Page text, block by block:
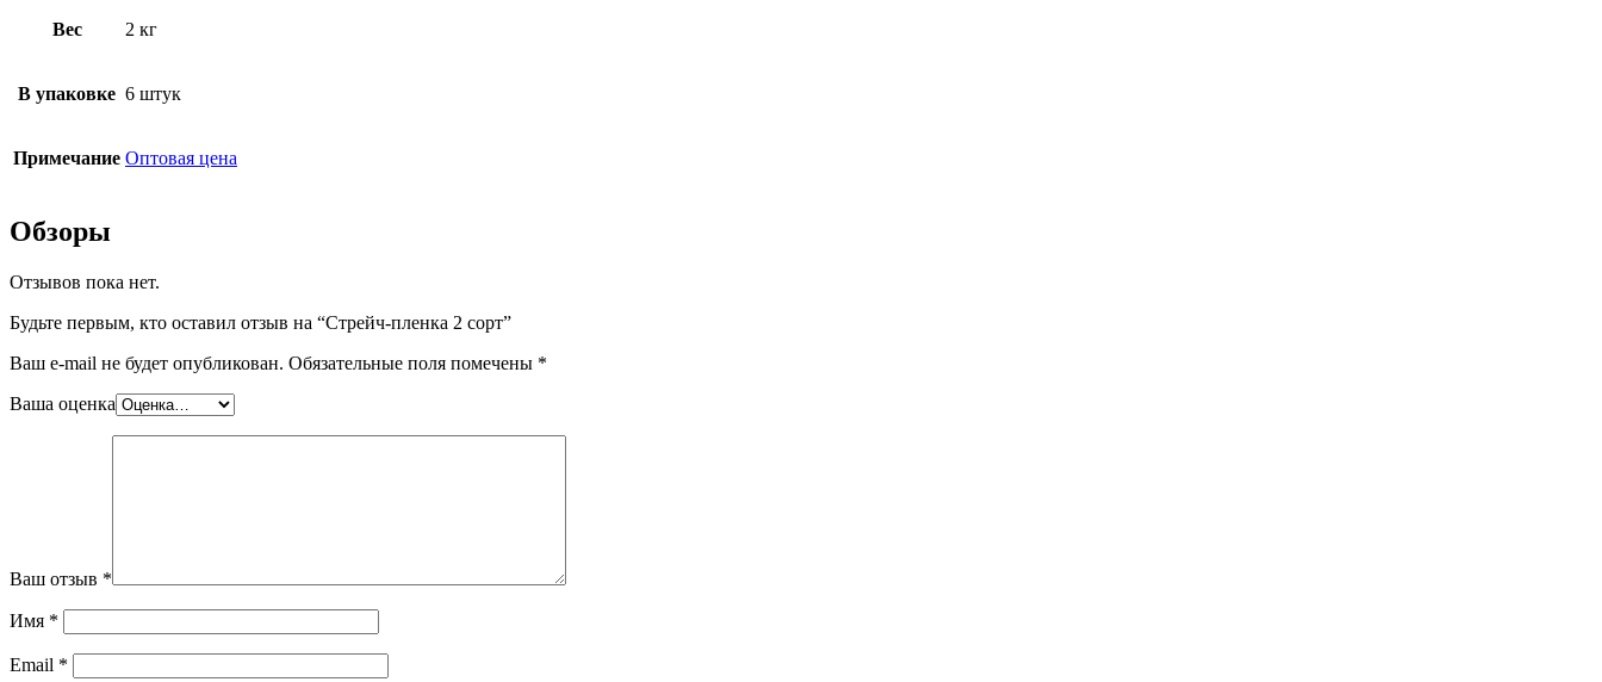
Вес 2 кг
В упаковке 6 штук
Примечание Оптовая цена
Обзоры
Отзывов пока нет.
Будьте первым, кто оставил отзыв на “Стрейч-пленка 2 сорт”
Ваш e-mail не будет опубликован. Обязательные поля помечены *
Ваша оценка
Ваш отзыв *
Имя *
Email *